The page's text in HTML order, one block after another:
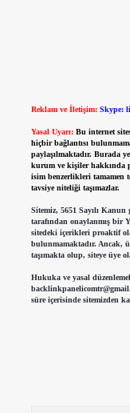
Reklam ve İletişim: Skype:
Yasal Uyarı: Bu internet
hiçbir bağlantısı
paylaşılmaktadır. Burada
kurum ve kişiler hakkında
isim benzerlikleri tamamen
tavsiye niteliği taşımazlar.
Sitemiz, 5651 Sayılı
tarafından onaylanmış bir
sitedeki içerikleri proaktif
bulunmamaktadır. Ancak,
taşımakta olup, siteye üye
Hukuka ve yasal
süre içerisinde sitemizden